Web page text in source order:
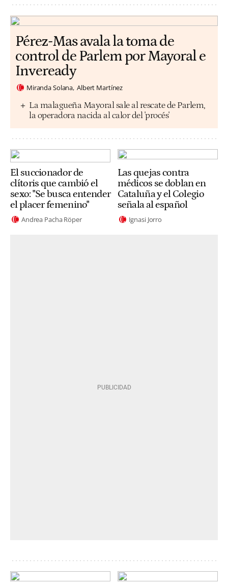
Pérez-Mas avala la toma de
control de Parlem por Mayoral e
Inveready
Miranda Solana Albert Martínez
La malagueña Mayoral sale al rescate de Parlem,
la operadora nacida al calor del 'procés'
El succionador de
clítoris que cambió el
sexo: "Se busca entender
el placer femenino"
Andrea Pacha Röper
Las quejas contra
médicos se doblan en
Cataluña y el Colegio
señala al español
Ignasi Jorro